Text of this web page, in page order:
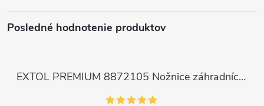
Posledné hodnotenie produktov
EXTOL PREMIUM 8872105 Nožnice záhradnícke dlhé úzke, 200mm, max. prestrih Ø6mm